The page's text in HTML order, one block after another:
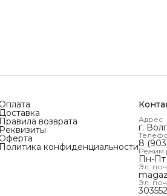
Оплата
Доставка
Правила возврата
Реквизиты
Оферта
Политика конфиденциальности
Адрес
г.
8
Режим
Пн-Пт
Эл.
Эл.